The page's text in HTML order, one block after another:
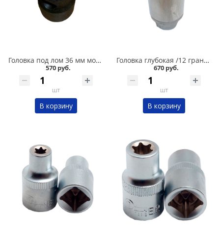
Головка под лом 36 мм мощная в Омске
570 руб.
шт
В корзину
Головка глубокая /12 граней/ 30 мм в Омске
670 руб.
шт
В корзину